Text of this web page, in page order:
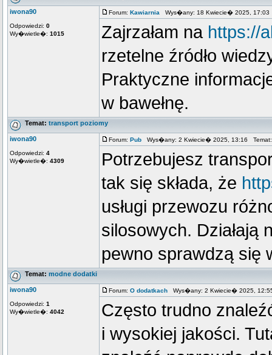
iwona90
Odpowiedzi: 0
Wy�wietle�: 1015
Forum: Kawiarnia Wys�any: 18 Kwiecie� 2025,
Zajrzałam na https://
rzetelne źródło
Praktyczne
w bawełnę.
Temat: transport poziomy
iwona90
Odpowiedzi: 4
Wy�wietle�: 4309
Forum: Pub Wys�any: 2 Kwiecie� 2025, 13:16
Potrzebujesz
tak się składa, że
usługi przewozu
silosowych. Działają
pewno sprawdzą się
Temat: modne dodatki
iwona90
Odpowiedzi: 1
Wy�wietle�: 4042
Forum: O dodatkach Wys�any: 2 Kwiecie� 2025,
Często trudno
i wysokiej jakości.